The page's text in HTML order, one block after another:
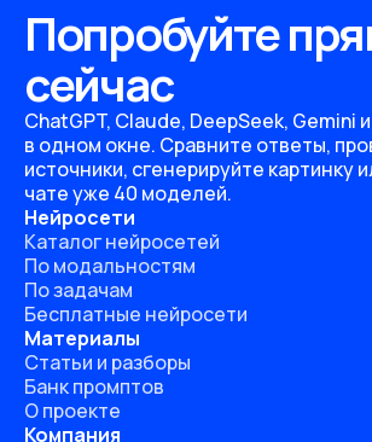
Попробуйте
сейчас
ChatGPT, Claude, DeepSeek, Gemini
в одном окне. Сравните ответы,
источники, сгенерируйте картинку
чате уже 40 моделей.
Нейросети
Каталог нейросетей
По модальностям
По задачам
Бесплатные нейросети
Материалы
Статьи и разборы
Банк промптов
О проекте
Компания